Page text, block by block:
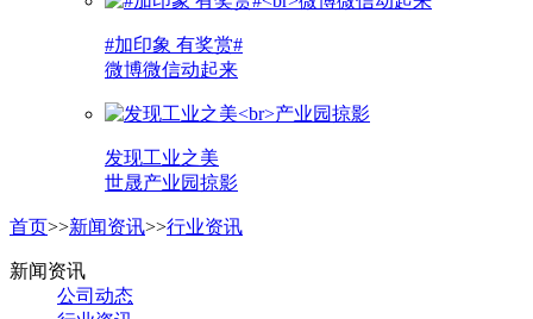
#加印象 有奖赏#
微博微信动起来
发现工业之美
世晟产业园掠影
首页>>新闻资讯>>行业资讯
新闻资讯
公司动态